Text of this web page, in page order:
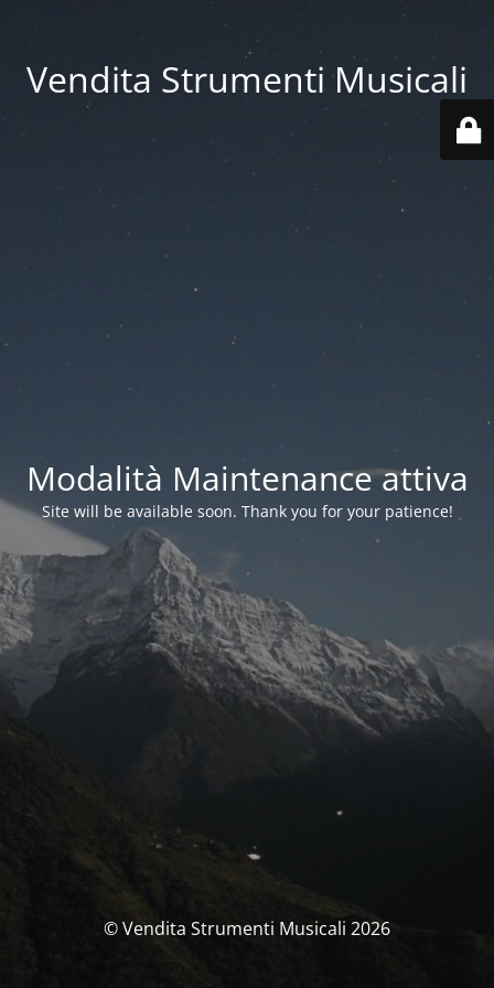
Vendita Strumenti Musicali
Modalità Maintenance attiva
Site will be available soon. Thank you for your patience!
© Vendita Strumenti Musicali 2026